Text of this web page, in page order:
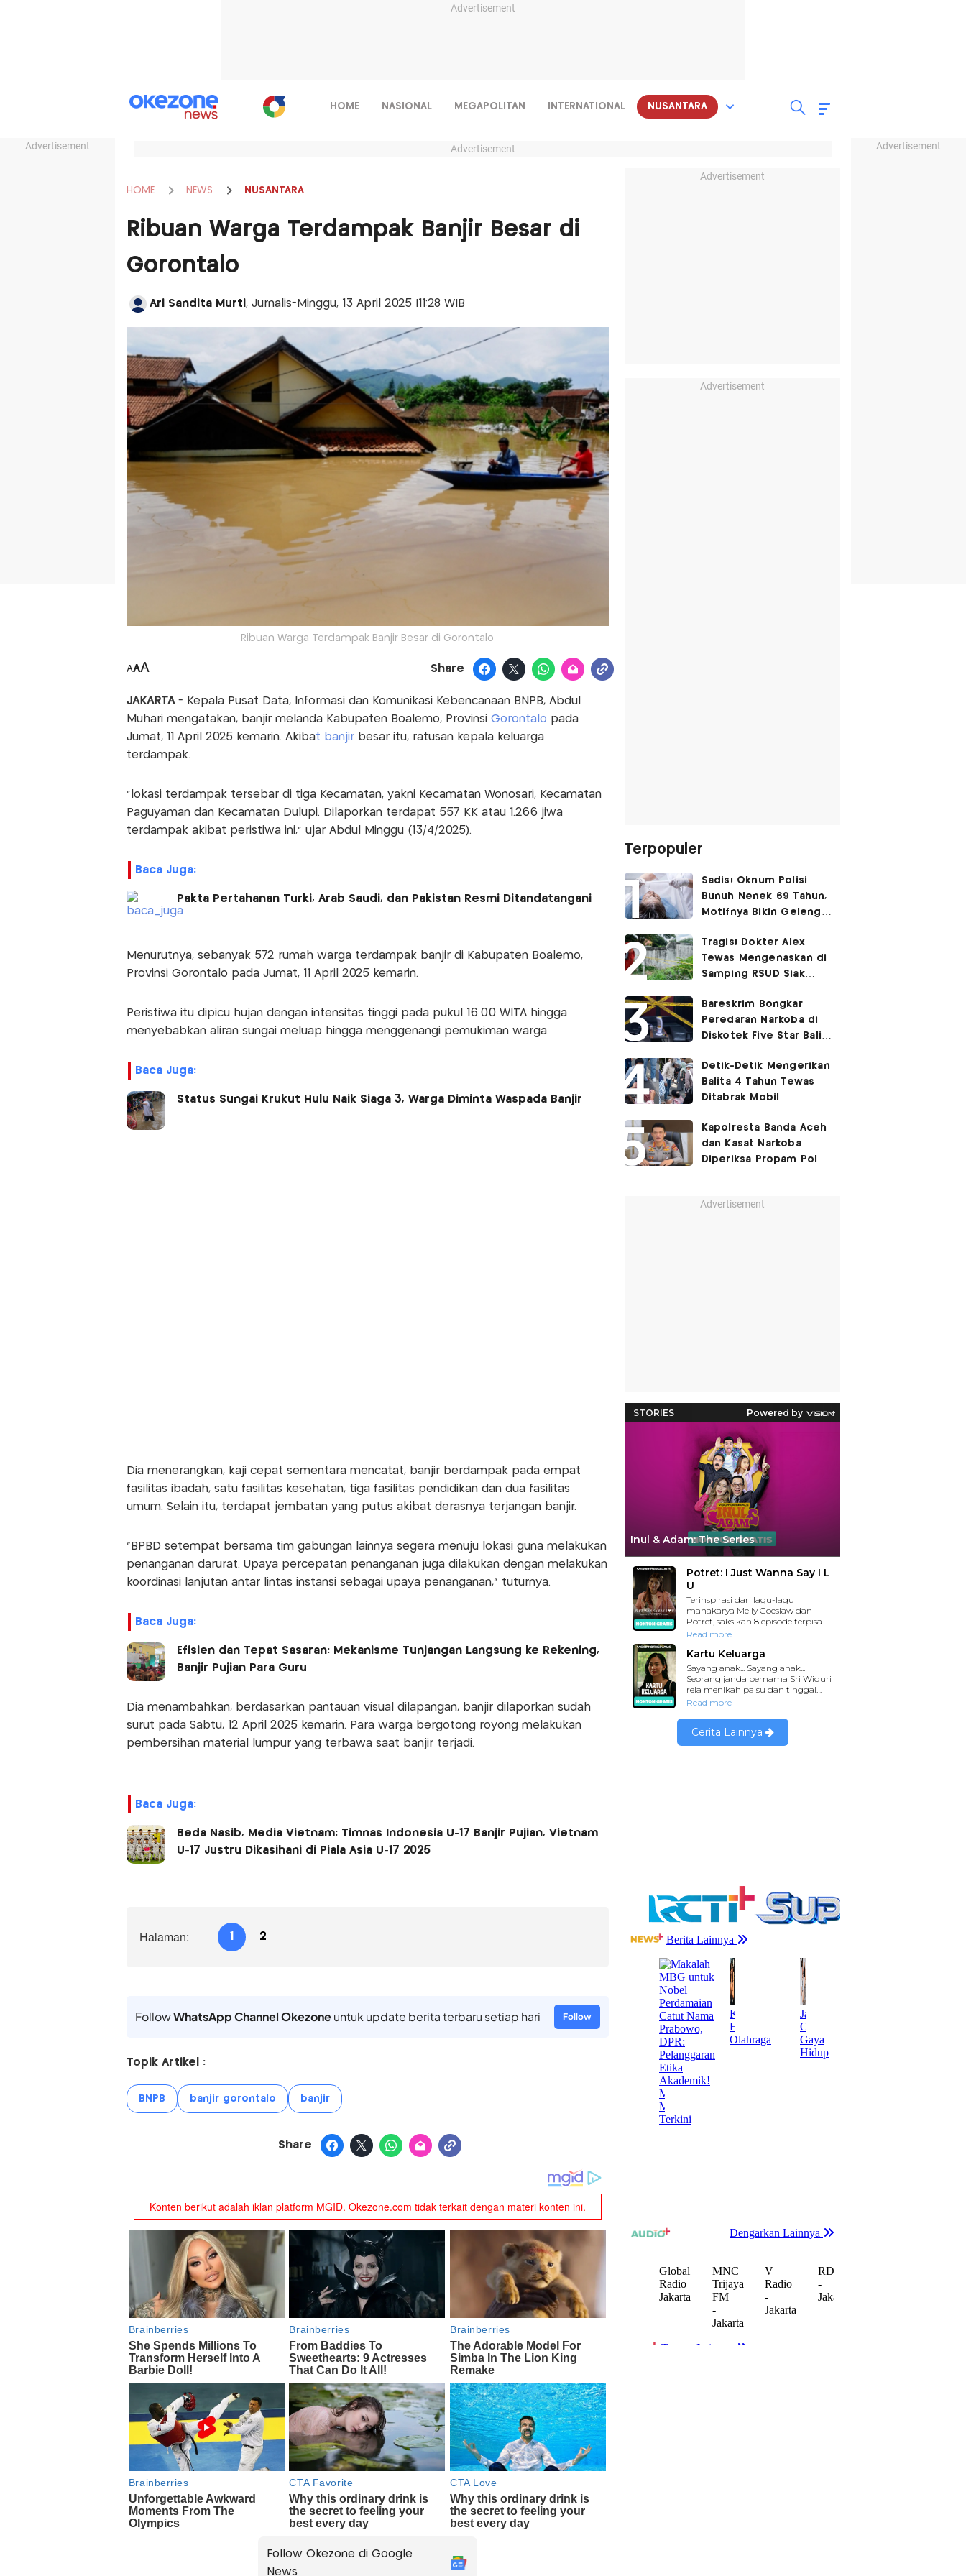
Advertisement
Advertisement Advertisement
HOME NASIONAL MEGAPOLITAN INTERNATIONAL NUSANTARA
Advertisement
HOME NEWS NUSANTARA
Ribuan Warga Terdampak Banjir Besar di
Gorontalo
Ari Sandita Murti, Jurnalis-Minggu, 13 April 2025 |11:28 WIB
Ribuan Warga Terdampak Banjir Besar di Gorontalo
AAA Share
JAKARTA - Kepala Pusat Data, Informasi dan Komunikasi Kebencanaan BNPB, Abdul
Muhari mengatakan, banjir melanda Kabupaten Boalemo, Provinsi Gorontalo pada
Jumat, 11 April 2025 kemarin. Akibat banjir besar itu, ratusan kepala keluarga
terdampak.
"lokasi terdampak tersebar di tiga Kecamatan, yakni Kecamatan Wonosari, Kecamatan
Paguyaman dan Kecamatan Dulupi. Dilaporkan terdapat 557 KK atau 1.266 jiwa
terdampak akibat peristiwa ini," ujar Abdul Minggu (13/4/2025).
Baca Juga:
Pakta Pertahanan Turki, Arab Saudi, dan Pakistan Resmi Ditandatangani
Menurutnya, sebanyak 572 rumah warga terdampak banjir di Kabupaten Boalemo,
Provinsi Gorontalo pada Jumat, 11 April 2025 kemarin.
Peristiwa itu dipicu hujan dengan intensitas tinggi pada pukul 16.00 WITA hingga
menyebabkan aliran sungai meluap hingga menggenangi pemukiman warga.
Baca Juga:
Status Sungai Krukut Hulu Naik Siaga 3, Warga Diminta Waspada Banjir
Dia menerangkan, kaji cepat sementara mencatat, banjir berdampak pada empat
fasilitas ibadah, satu fasilitas kesehatan, tiga fasilitas pendidikan dan dua fasilitas
umum. Selain itu, terdapat jembatan yang putus akibat derasnya terjangan banjir.
"BPBD setempat bersama tim gabungan lainnya segera menuju lokasi guna melakukan
penanganan darurat. Upaya percepatan penanganan juga dilakukan dengan melakukan
koordinasi lanjutan antar lintas instansi sebagai upaya penanganan," tuturnya.
Baca Juga:
Efisien dan Tepat Sasaran: Mekanisme Tunjangan Langsung ke Rekening,
Banjir Pujian Para Guru
Dia menambahkan, berdasarkan pantauan visual dilapangan, banjir dilaporkan sudah
surut pada Sabtu, 12 April 2025 kemarin. Para warga bergotong royong melakukan
pembersihan material lumpur yang terbawa saat banjir terjadi.
Baca Juga:
Beda Nasib, Media Vietnam: Timnas Indonesia U-17 Banjir Pujian, Vietnam
U-17 Justru Dikasihani di Piala Asia U-17 2025
Halaman: 1 2
FollowWhatsApp Channel Okezoneuntuk update berita terbaru setiap hari Follow
Topik Artikel :
BNPB banjir gorontalo banjir
Share
Follow Okezone di Google
News
Advertisement
Advertisement
Terpopuler
Sadis! Oknum Polisi
Bunuh Nenek 69 Tahun,
Motifnya Bikin Geleng
Tragis! Dokter Alex
Tewas Mengenaskan di
Samping RSUD Siak
Rocuronium
Bareskrim Bongkar
Peredaran Narkoba di
Diskotek Five Star Bali,
Detik-Detik Mengerikan
Balita 4 Tahun Tewas
Ditabrak Mobil
Kapolresta Banda Aceh
dan Kasat Narkoba
Diperiksa Propam Polri,
Advertisement